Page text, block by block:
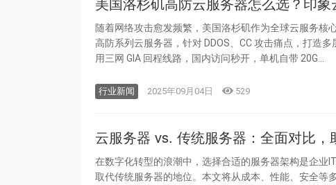
随着网络攻击愈发频繁，美国洛杉矶作为全球云服务核
高防系列云服务器，针对 DDOS、CC 攻击痛点，打造多层防御体系，为跨
用三网 GIA 回程线路，国内访问秒开，单机自带 20G...
行业新闻 2025年09月04日 529
云服务器 vs. 传统服务器：全面对比，
在数字化转型的浪潮中，选择合适的服务器架构是企
取代传统服务器的地位。本文将从成本、性能、安全等